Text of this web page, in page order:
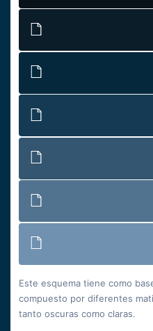
Este esquema tiene como
compuesto por diferentes
tanto oscuras como claras.